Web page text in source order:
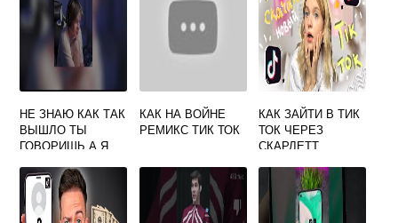
НЕ ЗНАЮ КАК ТАК
ВЫШЛО ТЫ
ГОВОРИШЬ А Я
ТОКА
КАК НА ВОЙНЕ
РЕМИКС ТИК ТОК
КАК ЗАЙТИ В ТИК
ТОК ЧЕРЕЗ
СКАРЛЕТТ